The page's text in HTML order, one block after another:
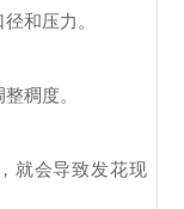
和压力。
稠度。
会导致发花现